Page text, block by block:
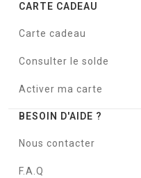
CARTE CADEAU
Carte cadeau
Consulter le solde
Activer ma carte
BESOIN D'AIDE ?
Nous contacter
F.A.Q